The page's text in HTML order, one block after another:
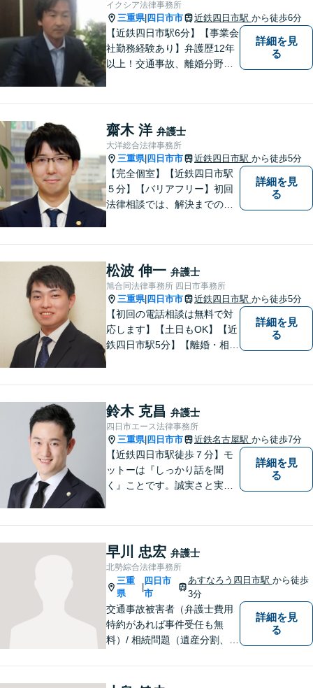
能。【明確な料金体系】どう
ぞご連絡ください。
イクシア法律事務所
三重県| 四日市市 近鉄四日市駅 から徒歩6分
【近鉄四日市駅6分】【事業会
社勤務経験あり】弁護歴12年
以上！交通事故、離婚分野に
す。明瞭会計を心がけていま
す。まずはお気軽にご相談
を！
詳細を見
る
齋木 洋 弁護士
大洋総合法律事務所
三重県| 四日市市 近鉄四日市駅 から徒歩5分
【完全個室】【近鉄四日市駅
５分】【バリアフリー】初回
法律相談では、解決までの流
企業法務・顧問弁護士
詳細を見
る
松波 伸一 弁護士
旭合同法律事務所 四日市事務所
三重県| 四日市市 近鉄四日市駅 から徒歩5分
【初回の電話相談は無料で対
応します】【土日もOK】【近
鉄四日市駅5分】【離婚・相続
刑事事件全般】双方ともに納
得する解決を目指します【交
通事故】示談金の増額に向け
尽力
詳細を見
る
鈴木 克昌 弁護士
四日市エース法律事務所
三重県| 四日市市 近鉄名古屋駅 から徒歩7分
【近鉄四日市駅徒歩７分】モ
ットーは『しっかり話を聞
く』ことです。誠実さと実直
（使用者側）／交通事故／相
続問題など、幅広く対応。お
気軽にご相談ください。
詳細を見
る
早川 忠宏 弁護士
北勢綜合法律事務所
三重
県
四日市
市
あすなろう四日市駅 から徒歩
3分
交通事故被害者（弁護士費用
特約があれば事件受任も無
料）/ 相続問題（遺産分割、遺
さい。
詳細を見
る